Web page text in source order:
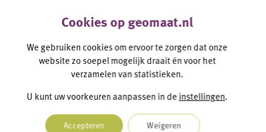
Cookies op geomaat.nl
We gebruiken cookies om ervoor te zorgen dat onze
website zo soepel mogelijk draait én voor het
verzamelen van statistieken.
U kunt uw voorkeuren aanpassen in deinstellingen.
Accepteren Weigeren